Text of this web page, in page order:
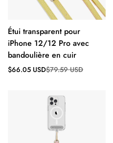
Étui transparent pour
iPhone 12/12 Pro avec
bandoulière en cuir
Prix
$66.05 USD
Prix
$79.59 USD